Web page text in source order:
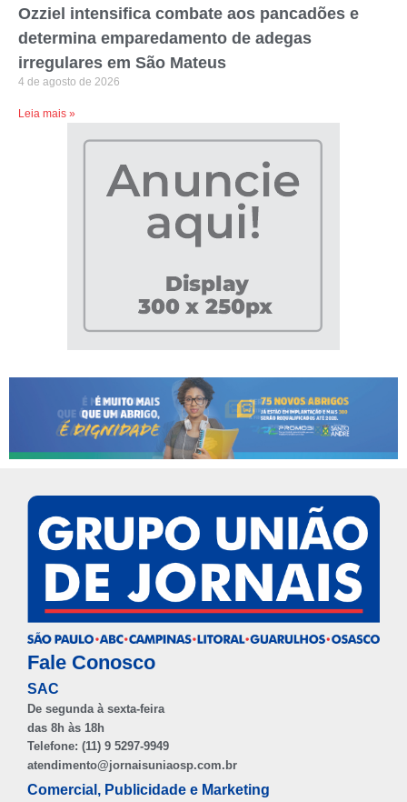
Ozziel intensifica combate aos pancadões e
determina emparedamento de adegas
irregulares em São Mateus
4 de agosto de 2026
Leia mais »
Fale Conosco
SAC
De segunda à sexta-feira
das 8h às 18h
Telefone: (11) 9 5297-9949
atendimento@jornaisuniaosp.com.br
Comercial, Publicidade e Marketing